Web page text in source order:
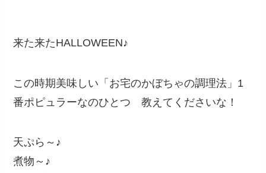
来た来たHALLOWEEN♪
この時期美味しい「お宅のかぼちゃの調理法」1
番ポピュラーなのひとつ 教えてくださいな！
天ぷら～♪
煮物～♪